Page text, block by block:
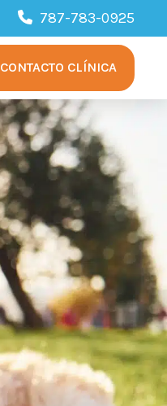
787-783-0925
CONTACTO CLÍNICA